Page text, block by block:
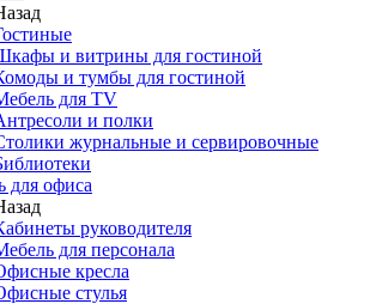
и витрины для гостиной
и тумбы для гостиной
для TV
и полки
журнальные и сервировочные
для офиса
руководителя
для персонала
кресла
стулья